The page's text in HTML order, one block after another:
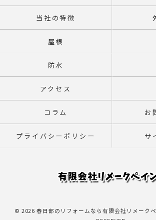
当社の特徴
屋根
防水
アクセス
コラム お
プライバシーポリシー サ
© 2026 春日部のリフォームなら有限会社リメーク